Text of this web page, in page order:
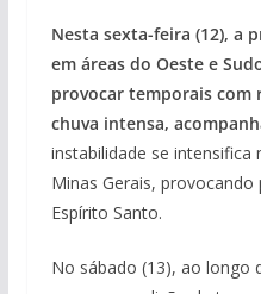
Nesta sexta-feira (12), a
em áreas do Oeste e
provocar temporais com
chuva intensa,
instabilidade se intensifica
Minas Gerais, provocando
Espírito Santo.
No sábado (13), ao longo